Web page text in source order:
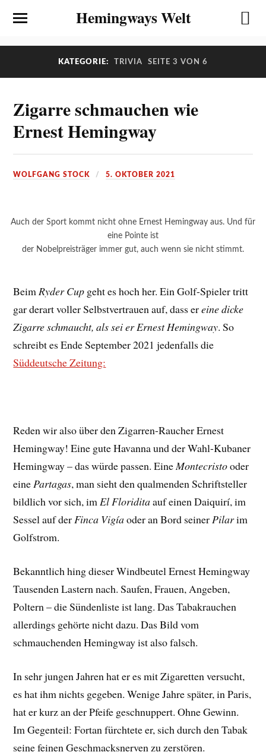
Hemingways Welt
KATEGORIE: TRIVIA SEITE 3 VON 6
Zigarre schmauchen wie
Ernest Hemingway
WOLFGANG STOCK 5. OKTOBER 2021
Auch der Sport kommt nicht ohne Ernest Hemingway aus. Und für
eine Pointe ist
der Nobelpreisträger immer gut, auch wenn sie nicht stimmt.
BeimRyder Cup geht es hoch her. Ein Golf-Spieler tritt
gar derart voller Selbstvertrauen auf, dass ereine dicke
Zigarre schmaucht, als sei er Ernest Hemingway. So
schreibt es Ende September 2021 jedenfalls die
Süddeutsche Zeitung:
Reden wir also über den Zigarren-Raucher Ernest
Hemingway! Eine gute Havanna und der Wahl-Kubaner
Hemingway – das würde passen. EineMontecristooder
einePartagas, man sieht den qualmenden Schriftsteller
bildlich vor sich, imEl Floriditaauf einen Daiquirí, im
Sessel auf derFinca Vigíaoder an Bord seinerPilarim
Golfstrom.
Bekanntlich hing dieser Windbeutel Ernest Hemingway
Tausenden Lastern nach. Saufen, Frauen, Angeben,
Poltern – die Sündenliste ist lang. Das Tabakrauchen
allerdings gehörte nicht dazu. Das Bild vom
schmauchenden Hemingway ist also falsch.
In sehr jungen Jahren hat er es mit Zigaretten versucht,
es hat ihm nichts gegeben. Wenige Jahre später, in Paris,
hat er kurz an der Pfeife geschnuppert. Ohne Gewinn.
Im Gegenteil: Fortan fürchtete er, sich durch den Tabak
seine feinen Geschmacksnerven zu zerstören.